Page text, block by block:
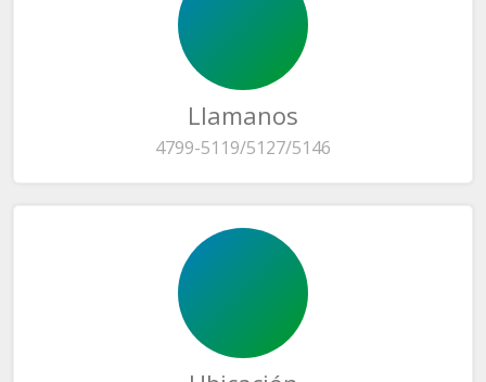
Llamanos
4799-5119/5127/5146